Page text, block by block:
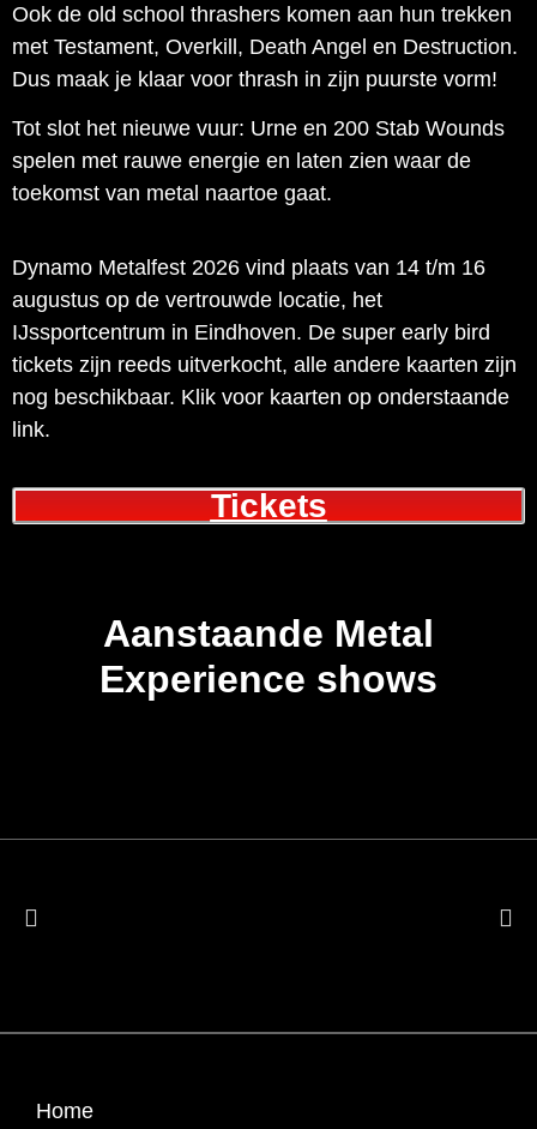
Ook de old school thrashers komen aan hun trekken
met Testament, Overkill, Death Angel en Destruction.
Dus maak je klaar voor thrash in zijn puurste vorm!
Tot slot het nieuwe vuur: Urne en 200 Stab Wounds
spelen met rauwe energie en laten zien waar de
toekomst van metal naartoe gaat.
Dynamo Metalfest 2026 vind plaats van 14 t/m 16
augustus op de vertrouwde locatie, het
IJssportcentrum in Eindhoven. De super early bird
tickets zijn reeds uitverkocht, alle andere kaarten zijn
nog beschikbaar. Klik voor kaarten op onderstaande
link.
Tickets
Aanstaande Metal
Experience shows
Home